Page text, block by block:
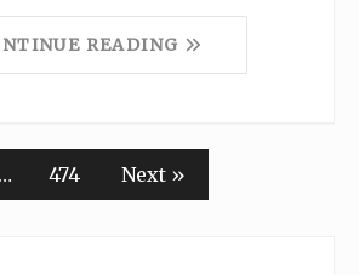
READING
… 474 Next »